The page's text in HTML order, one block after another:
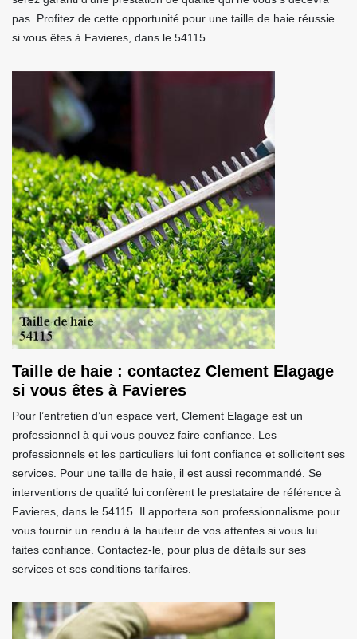
pas. Profitez de cette opportunité pour une taille de haie réussie
si vous êtes à Favieres, dans le 54115.
Taille de haie : contactez Clement Elagage
si vous êtes à Favieres
Pour l’entretien d’un espace vert, Clement Elagage est un
professionnel à qui vous pouvez faire confiance. Les
professionnels et les particuliers lui font confiance et sollicitent ses
services. Pour une taille de haie, il est aussi recommandé. Se
interventions de qualité lui confèrent le prestataire de référence à
Favieres, dans le 54115. Il apportera son professionnalisme pour
vous fournir un rendu à la hauteur de vos attentes si vous lui
faites confiance. Contactez-le, pour plus de détails sur ses
services et ses conditions tarifaires.